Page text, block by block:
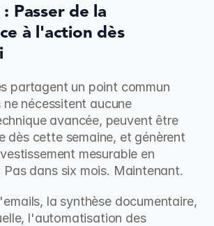
Passer de la
à l'action dès
partagent un point commun
ne nécessitent aucune
avancée, peuvent être
dès cette semaine, et génèrent
mesurable en
Pas dans six mois. Maintenant.
la synthèse documentaire,
l'automatisation des